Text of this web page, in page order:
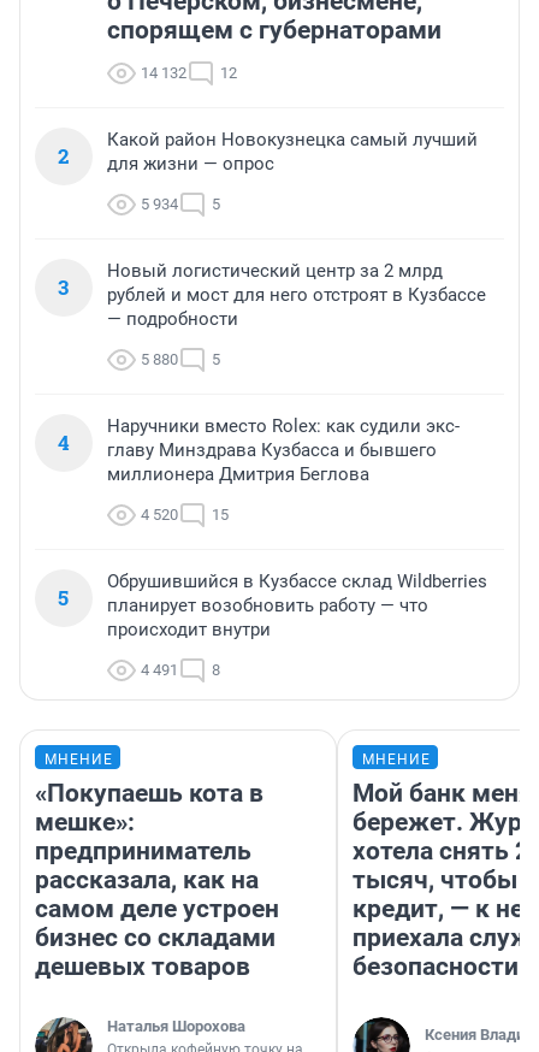
спорящем с губернаторами
14 132 12
2
Какой район Новокузнецка самый лучший
для жизни — опрос
5 934 5
3
Новый логистический центр за 2 млрд
рублей и мост для него отстроят в Кузбассе
— подробности
5 880 5
4
Наручники вместо Rolex: как судили экс-
главу Минздрава Кузбасса и бывшего
миллионера Дмитрия Беглова
4 520 15
5
Обрушившийся в Кузбассе склад Wildberries
планирует возобновить работу — что
происходит внутри
4 491 8
МНЕНИЕ
«Покупаешь кота в
мешке»:
предприниматель
рассказала, как на
самом деле устроен
бизнес со складами
дешевых товаров
Наталья Шорохова
МНЕНИЕ
Мой банк меня
бережет.
хотела снять
тысяч, чтобы
кредит, — к
приехала
безопасности
Ксения